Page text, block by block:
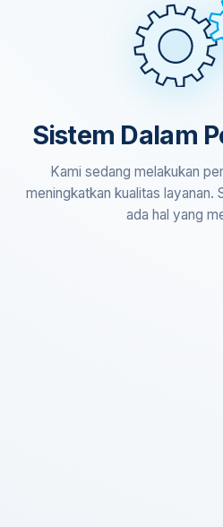
Sistem Dalam
Kami sedang melakukan
meningkatkan kualitas layanan.
ada hal yang